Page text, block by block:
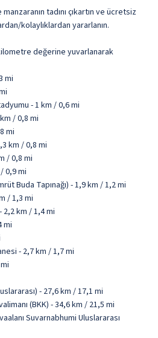
tadını çıkartın ve ücretsiz
kolaylıklardan yararlanın.
değerine yuvarlanarak
mi
- 1 km / 0,6 mi
/ 0,8 mi
mi
km / 0,8 mi
/ 0,8 mi
0,9 mi
Buda Tapınağı) - 1,9 km / 1,2 mi
/ 1,3 mi
2,2 km / 1,4 mi
mi
- 2,7 km / 1,7 mi
- 27,6 km / 17,1 mi
(BKK) - 34,6 km / 21,5 mi
Suvarnabhumi Uluslararası